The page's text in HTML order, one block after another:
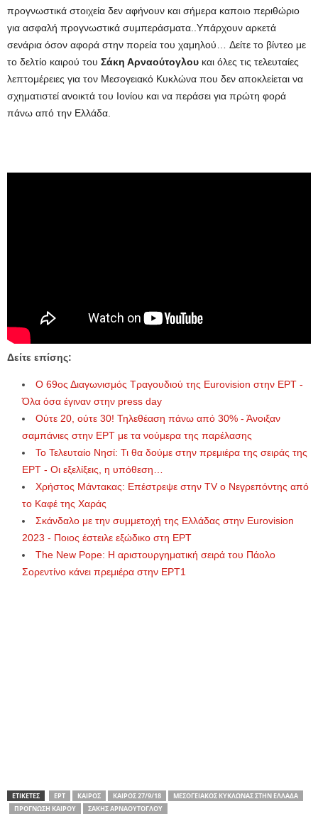
προγνωστικά στοιχεία δεν αφήνουν και σήμερα καποιο περιθώριο
για ασφαλή προγνωστικά συμπεράσματα..Υπάρχουν αρκετά
σενάρια όσον αφορά στην πορεία του χαμηλού… Δείτε το βίντεο με
το δελτίο καιρού του Σάκη Αρναούτογλου και όλες τις τελευταίες
λεπτομέρειες για τον Μεσογειακό Κυκλώνα που δεν αποκλείεται να
σχηματιστεί ανοικτά του Ιονίου και να περάσει για πρώτη φορά
πάνω από την Ελλάδα.
Δείτε επίσης:
Ο 69ος Διαγωνισμός Τραγουδιού της Eurovision στην ΕΡΤ -
Όλα όσα έγιναν στην press day
Ούτε 20, ούτε 30! Τηλεθέαση πάνω από 30% - Άνοιξαν
σαμπάνιες στην ΕΡΤ με τα νούμερα της παρέλασης
Το Τελευταίο Νησί: Τι θα δούμε στην πρεμιέρα της σειράς της
ΕΡΤ - Οι εξελίξεις, η υπόθεση…
Χρήστος Μάντακας: Επέστρεψε στην TV ο Νεγρεπόντης από
το Καφέ της Χαράς
Σκάνδαλο με την συμμετοχή της Ελλάδας στην Eurovision
2023 - Ποιος έστειλε εξώδικο στη ΕΡΤ
Τhe New Pope: Η αριστουργηματική σειρά του Πάολο
Σορεντίνο κάνει πρεμιέρα στην ΕΡΤ1
ΕΤΙΚΕΤΕΣ ΕΡΤ ΚΑΙΡΌΣ ΚΑΙΡΌΣ 27/9/18
ΜΕΣΟΓΕΙΑΚΌΣ ΚΥΚΛΏΝΑΣ ΣΤΗΝ ΕΛΛΆΔΑ
ΠΡΌΓΝΩΣΗ ΚΑΙΡΟΎ
ΣΆΚΗΣ ΑΡΝΑΟΎΤΟΓΛΟΥ